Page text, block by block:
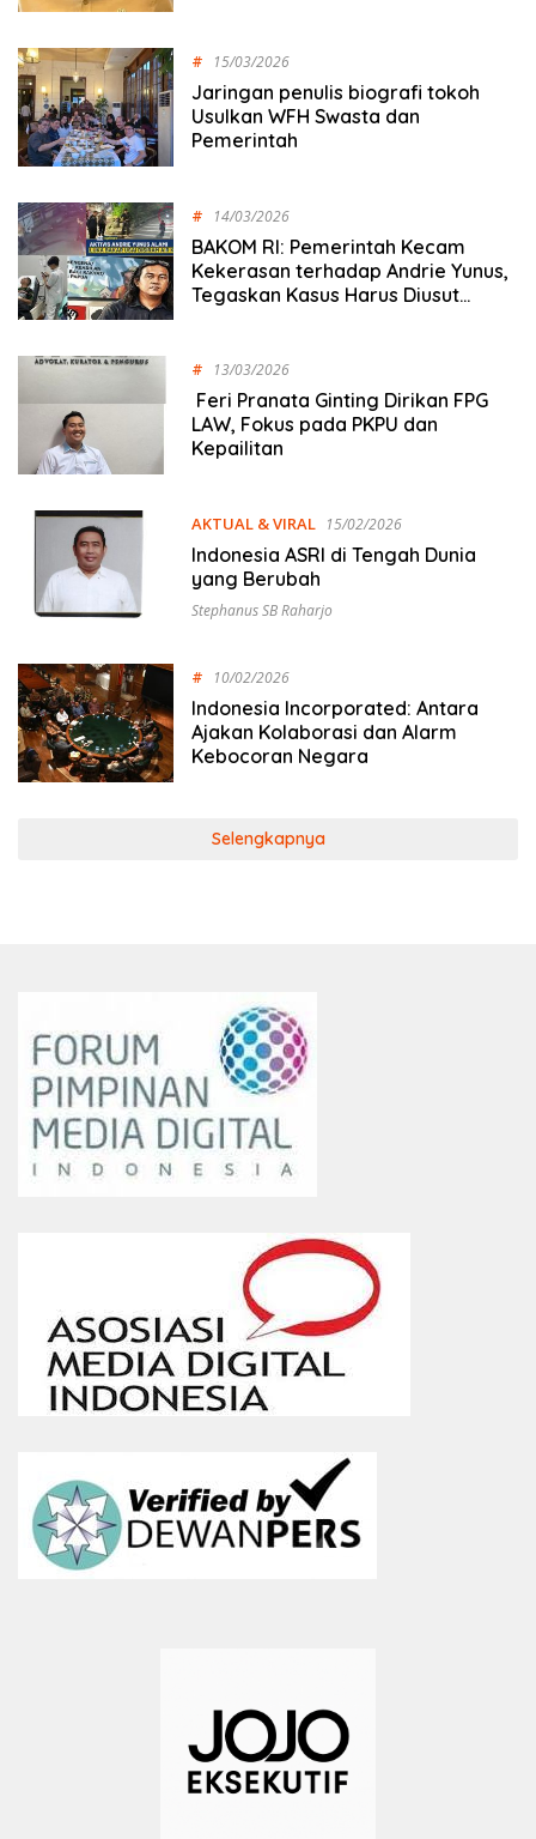
# 15/03/2026
Jaringan penulis biografi tokoh
Usulkan WFH Swasta dan
Pemerintah
# 14/03/2026
BAKOM RI: Pemerintah Kecam
Kekerasan terhadap Andrie Yunus,
Tegaskan Kasus Harus Diusut
# 13/03/2026
Feri Pranata Ginting Dirikan FPG
LAW, Fokus pada PKPU dan
Kepailitan
AKTUAL & VIRAL 15/02/2026
Indonesia ASRI di Tengah Dunia
yang Berubah
Stephanus SB Raharjo
# 10/02/2026
Indonesia Incorporated: Antara
Ajakan Kolaborasi dan Alarm
Kebocoran Negara
Selengkapnya